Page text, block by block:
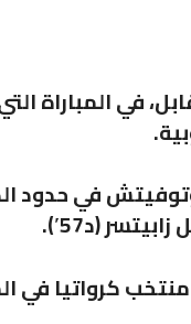
في المباراة
2022″، كانت قد وضعت منتخب